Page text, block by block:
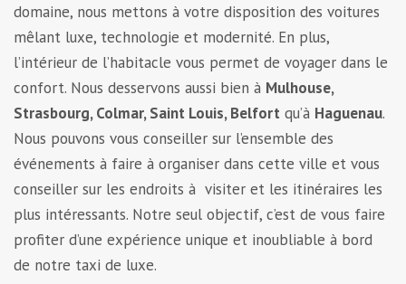
domaine, nous mettons à votre disposition des voitures
mêlant luxe, technologie et modernité. En plus,
l’intérieur de l’habitacle vous permet de voyager dans le
confort. Nous desservons aussi bien à Mulhouse,
Strasbourg, Colmar, Saint Louis, Belfort qu’à Haguenau.
Nous pouvons vous conseiller sur l’ensemble des
événements à faire à organiser dans cette ville et vous
conseiller sur les endroits à visiter et les itinéraires les
plus intéressants. Notre seul objectif, c’est de vous faire
profiter d’une expérience unique et inoubliable à bord
de notre taxi de luxe.